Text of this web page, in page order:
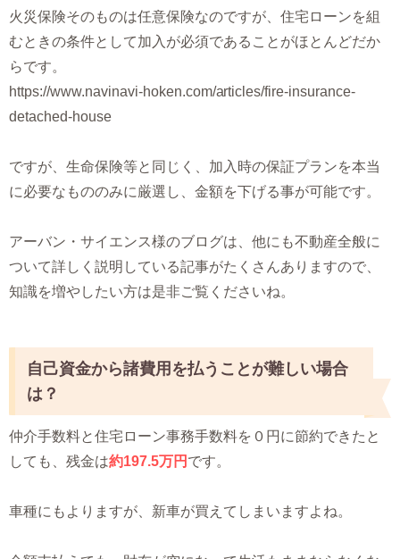
火災保険そのものは任意保険なのですが、住宅ローンを組
むときの条件として加入が必須であることがほとんどだか
らです。
https://www.navinavi-hoken.com/articles/fire-insurance-
detached-house
ですが、生命保険等と同じく、加入時の保証プランを本当
に必要なもののみに厳選し、金額を下げる事が可能です。
アーバン・サイエンス様のブログは、他にも不動産全般に
ついて詳しく説明している記事がたくさんありますので、
知識を増やしたい方は是非ご覧くださいね。
自己資金から諸費用を払うことが難しい場合
は？
仲介手数料と住宅ローン事務手数料を０円に節約できたと
しても、残金は約197.5万円 です。
車種にもよりますが、新車が買えてしまいますよね。